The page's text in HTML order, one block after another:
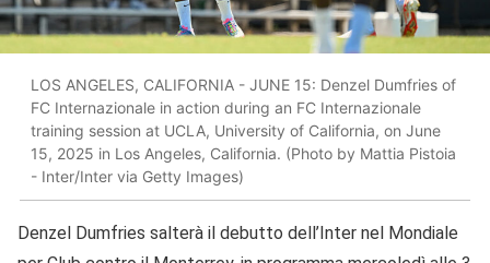
LOS ANGELES, CALIFORNIA - JUNE 15: Denzel Dumfries of
FC Internazionale in action during an FC Internazionale
training session at UCLA, University of California, on June
15, 2025 in Los Angeles, California. (Photo by Mattia Pistoia
- Inter/Inter via Getty Images)
Denzel Dumfries salterà il debutto dell’Inter nel Mondiale